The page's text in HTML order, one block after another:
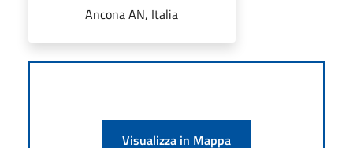
Ancona AN, Italia
Visualizza in Mappa